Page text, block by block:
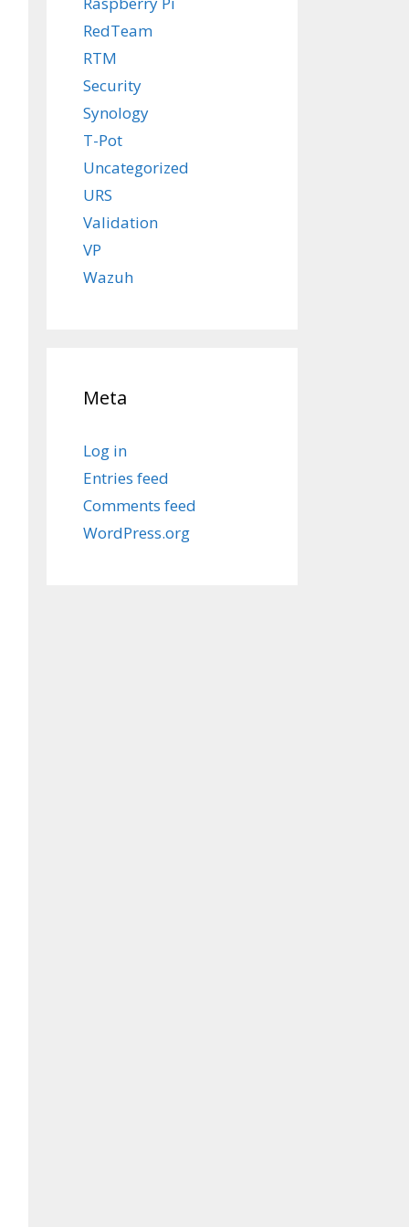
RedTeam
RTM
Security
Synology
T-Pot
Uncategorized
URS
Validation
VP
Wazuh
Meta
Log in
Entries feed
Comments feed
WordPress.org